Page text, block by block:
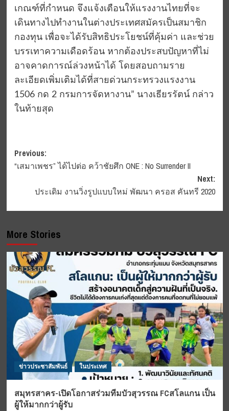
เกณฑ์ที่กำหนด จึงแจ้งเตือนให้แรงงานไทยที่จะ
เดินทางไปทำงานในต่างประเทศสมัครเป็นสมาชิก
กองทุน เพื่อจะได้รับสิทธิประโยชน์ที่คุ้มค่า และช่วย
บรรเทาความเดือดร้อน หากต้องประสบปัญหาที่ไม่
อาจคาดการณ์ล่วงหน้าได้ โดยสอบถามราย
ละเอียดเพิ่มเติมได้ที่สายด่วนกระทรวงแรงงาน
1506 กด 2 กรมการจัดหางาน” นางเธียรรัตน์ กล่าว
ในท้ายสุด
Post
navigation
Previous:
“เสมาเพชร” ได้ไปต่อ คว้าชัยศึก ONE : No Surrender II
Next:
ประเดิม งานวิ่งรูปแบบใหม่ พัฒนา ครอส คันทรี 2020
More Stories
ข่าวประชาสัมพันธ์ ในประเทศ
สมุทรสาคร-เปิดโอกาสร่วมทีมบัวสุวรรณ FCสโลแกน เป็น
ผู้ให้มากกว่าผู้รับ